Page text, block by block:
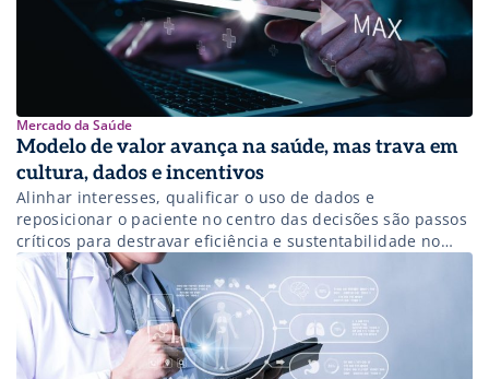
Mercado da Saúde
Modelo de valor avança na saúde, mas trava em
cultura, dados e incentivos
Alinhar interesses, qualificar o uso de dados e
reposicionar o paciente no centro das decisões são passos
críticos para destravar eficiência e sustentabilidade no
sistema.